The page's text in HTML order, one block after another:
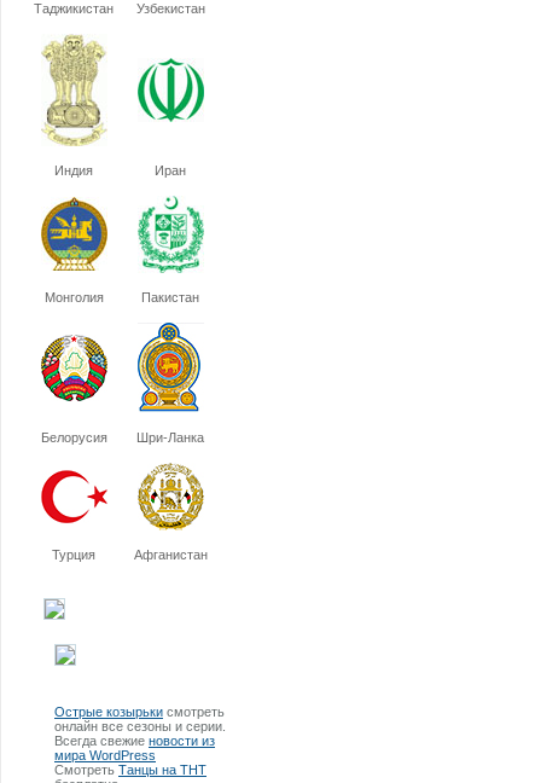
Таджикистан Узбекистан
Индия Иран
Монголия Пакистан
Белорусия Шри-Ланка
Турция Афганистан
Острые козырьки смотреть
онлайн все сезоны и серии.
Всегда свежие новости из
мира WordPress
Смотреть Танцы на ТНТ